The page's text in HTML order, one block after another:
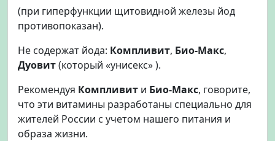
(при гиперфункции щитовидной железы йод
противопоказан).
Не содержат йода: Компливит, Био-Макс,
Дуовит(который «унисекс» ).
Рекомендуя Компливит и Био-Макс, говорите,
что эти витамины разработаны специально для
жителей России с учетом нашего питания и
образа жизни.